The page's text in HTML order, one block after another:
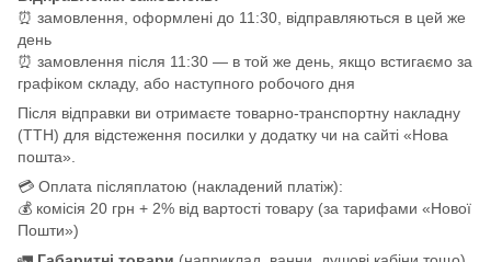
⏰ замовлення, оформлені до 11:30, відправляються в цей же
день
⏰ замовлення після 11:30 — в той же день, якщо встигаємо за
графіком складу, або наступного робочого дня
Після відправки ви отримаєте товарно-транспортну накладну
(ТТН) для відстеження посилки у додатку чи на сайті «Нова
пошта».
💳 Оплата післяплатою (накладений платіж):
💰 комісія 20 грн + 2% від вартості товару (за тарифами «Нової
Пошти»)